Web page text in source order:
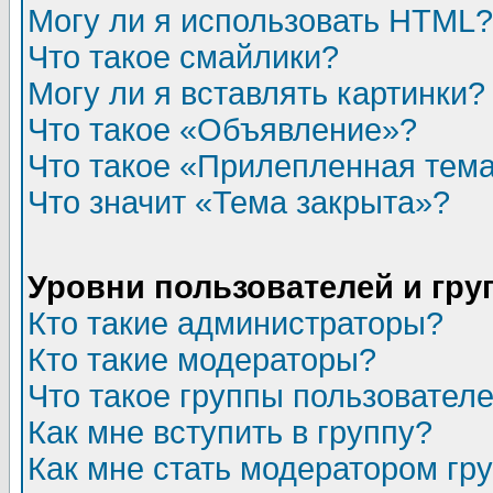
Могу ли я использовать HTML?
Что такое смайлики?
Могу ли я вставлять картинки?
Что такое «Объявление»?
Что такое «Прилепленная
Что значит «Тема закрыта»?
Уровни пользователей и
Кто такие администраторы?
Кто такие модераторы?
Что такое группы
Как мне вступить в группу?
Как мне стать модератором